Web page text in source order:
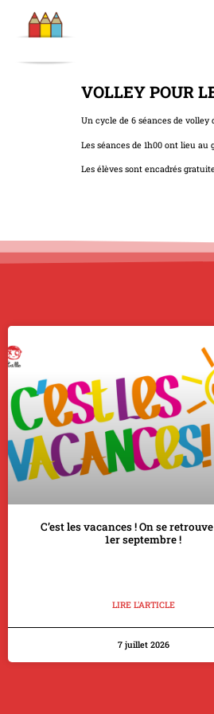
VOLLEY POUR
Un cycle de 6 séances de volley
Les séances de 1h00 ont lieu au
Les élèves sont encadrés
C’est les vacances ! On se
1er septembre !
LIRE L'ARTICLE
7 juillet 2026